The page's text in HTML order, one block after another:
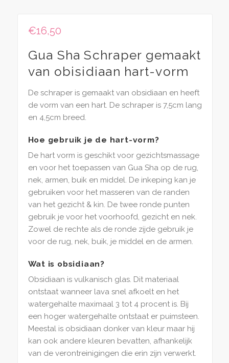
€16,50
Gua Sha Schraper gemaakt
van obisidiaan hart-vorm
De schraper is gemaakt van obsidiaan en heeft
de vorm van een hart. De schraper is 7,5cm lang
en 4,5cm breed.
Hoe gebruik je de hart-vorm?
De hart vorm is geschikt voor gezichtsmassage
en voor het toepassen van Gua Sha op de rug,
nek, armen, buik en middel. De inkeping kan je
gebruiken voor het masseren van de randen
van het gezicht & kin. De twee ronde punten
gebruik je voor het voorhoofd, gezicht en nek.
Zowel de rechte als de ronde zijde gebruik je
voor de rug, nek, buik, je middel en de armen.
Wat is obsidiaan?
Obsidiaan is vulkanisch glas. Dit materiaal
ontstaat wanneer lava snel afkoelt en het
watergehalte maximaal 3 tot 4 procent is. Bij
een hoger watergehalte ontstaat er puimsteen.
Meestal is obsidiaan donker van kleur maar hij
kan ook andere kleuren bevatten, afhankelijk
van de verontreinigingen die erin zijn verwerkt.